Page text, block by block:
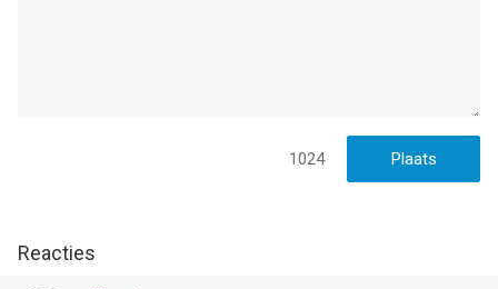
iPhone, iPad en iPod touch met iOS versie 13.0 of hoger,
geschikt bevonden voor gebruikers met leeftijden vanaf4 jaar.
vergeleken op 8 Aug om 18:51.
1024
Reacties